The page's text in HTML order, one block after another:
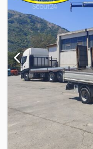
Oprema:zaštitni
Steiger iz
moguća Dcjdpfx
Radna visina 12,60
korpa nosivosti 200
Zaštitni krov * 3
Dozvoljena ukupna
* Nosivost 1.670 kg
(TÜV), rado ćemo
Naša ponuda je
bez nove DGUV, bez
pronađite na našoj